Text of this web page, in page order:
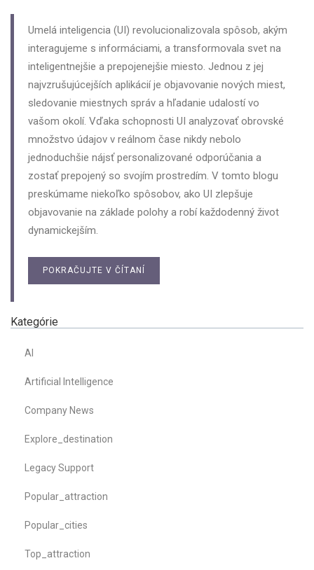
Umelá inteligencia (UI) revolucionalizovala spôsob, akým
interagujeme s informáciami, a transformovala svet na
inteligentnejšie a prepojenejšie miesto. Jednou z jej
najvzrušujúcejších aplikácií je objavovanie nových miest,
sledovanie miestnych správ a hľadanie udalostí vo
vašom okolí. Vďaka schopnosti UI analyzovať obrovské
množstvo údajov v reálnom čase nikdy nebolo
jednoduchšie nájsť personalizované odporúčania a
zostať prepojený so svojím prostredím. V tomto blogu
preskúmame niekoľko spôsobov, ako UI zlepšuje
objavovanie na základe polohy a robí každodenný život
dynamickejším.
POKRAČUJTE V ČÍTANÍ
Kategórie
AI
Artificial Intelligence
Company News
Explore_destination
Legacy Support
Popular_attraction
Popular_cities
Top_attraction